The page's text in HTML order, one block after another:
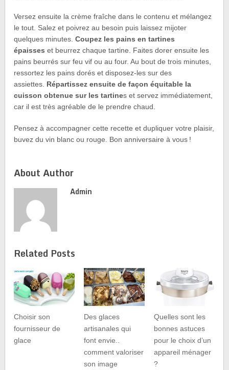
Versez ensuite la crème fraîche dans le contenu et mélangez
le tout. Salez et poivrez au besoin puis laissez mijoter
quelques minutes.Coupez les pains en tartines
épaisses et beurrez chaque tartine. Faites dorer ensuite les
pains beurrés sur feu vif ou au four. Au bout de trois minutes,
ressortez les pains dorés et disposez-les sur des
assiettes. Répartissez ensuite de façon équitable la
cuisson obtenue sur les tartines et servez immédiatement,
car il est très agréable de le prendre chaud.
Pensez à accompagner cette recette et dupliquer votre plaisir,
buvez du vin blanc ou rouge. Bon anniversaire à vous !
About Author
Admin
Related Posts
Choisir son
fournisseur de
glace
Des glaces
artisanales qui
font envie..
comment valoriser
son image
Quelles sont les
bonnes astuces
pour le choix d’un
appareil ménager
?